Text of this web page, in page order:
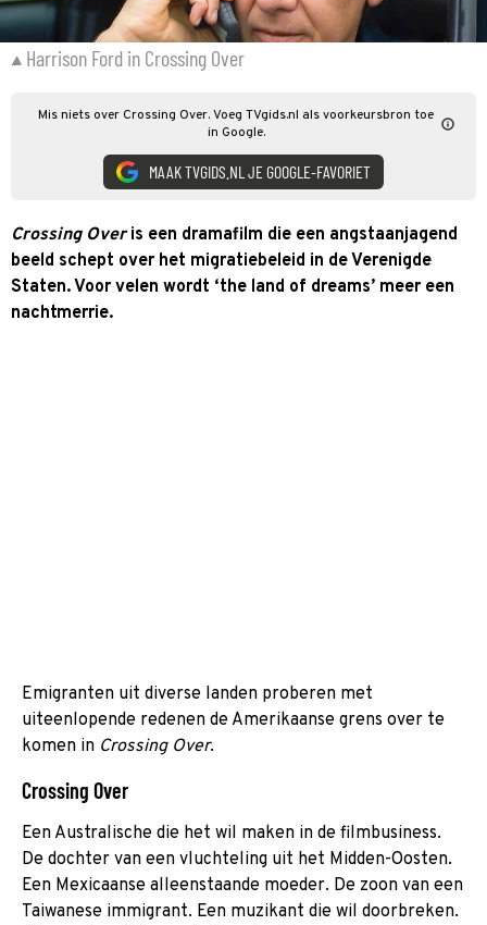
Harrison Ford in Crossing Over
Mis niets over Crossing Over. Voeg TVgids.nl als voorkeursbron toe
in Google.
MAAK TVGIDS.NL JE GOOGLE-FAVORIET
Crossing Overis een dramafilm die een angstaanjagend
beeld schept over het migratiebeleid in de Verenigde
Staten. Voor velen wordt ‘the land of dreams’ meer een
nachtmerrie.
Emigranten uit diverse landen proberen met
uiteenlopende redenen de Amerikaanse grens over te
komen in Crossing Over.
Crossing Over
Een Australische die het wil maken in de filmbusiness.
De dochter van een vluchteling uit het Midden-Oosten.
Een Mexicaanse alleenstaande moeder. De zoon van een
Taiwanese immigrant. Een muzikant die wil doorbreken.